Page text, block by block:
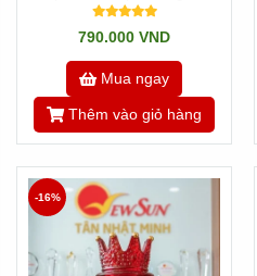
Đồng
790.000 VND
Mua ngay
Thêm vào giỏ hàng
-16%